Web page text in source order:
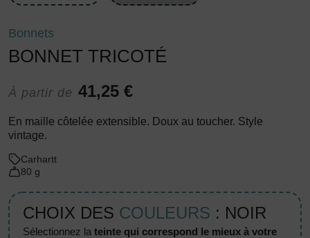
Bonnets
BONNET TRICOTÉ
À partir de 41,25 €
En maille côtelée extensible. Doux au toucher. Style
vintage.
Carhartt
80 g
CHOIX DES COULEURS : NOIR
sélectionnez lateinte qui correspond le mieux à votre